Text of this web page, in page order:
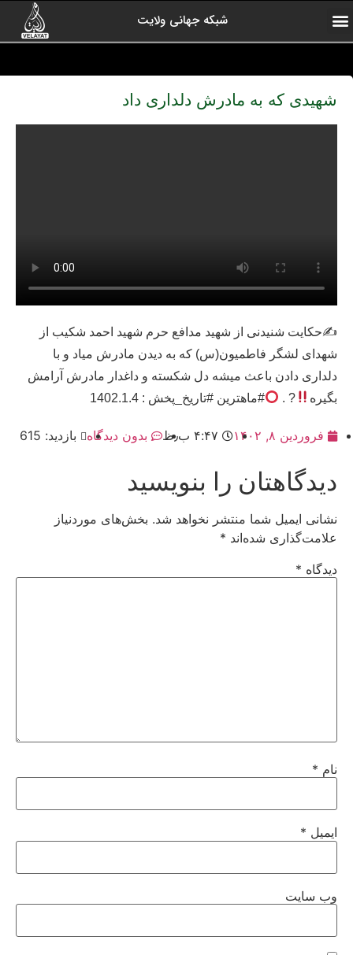
شبکه جهانی ولایت
شهیدی که به مادرش دلداری داد
✍حکایت شنیدنی از شهید مدافع حرم شهید احمد شکیب از
شهدای لشگر فاطمیون(س) که به دیدن مادرش میاد و با
دلداری دادن باعث میشه دل شکسته و داغدار مادرش آرامش
بگیره
? . #ماهترین #تاریخ_پخش : 1402.1.4
فروردین ۸, ۱۴۰۲ ۴:۴۷ ب٫ظ بدون دیدگاه بازدید: 615
دیدگاهتان را بنویسید
نشانی ایمیل شما منتشر نخواهد شد. بخش‌های موردنیاز
علامت‌گذاری شده‌اند *
دیدگاه *
نام *
ایمیل *
وب‌ سایت